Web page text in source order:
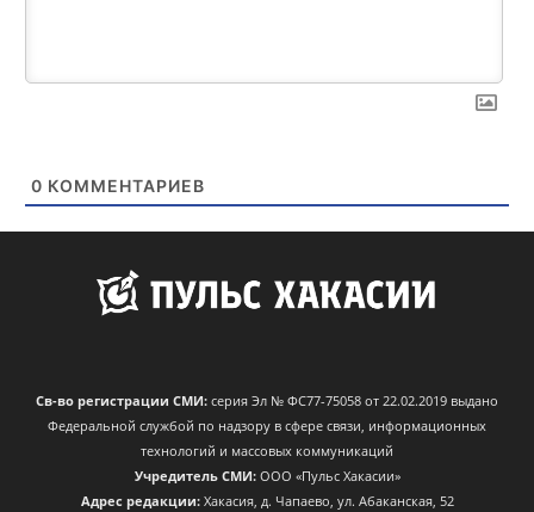
0 КОММЕНТАРИЕВ
Св-во регистрации СМИ: серия Эл № ФС77-75058 от 22.02.2019 выдано
Федеральной службой по надзору в сфере связи, информационных
технологий и массовых коммуникаций
Учредитель СМИ:ООО «Пульс Хакасии»
Адрес редакции:Хакасия, д. Чапаево, ул. Абаканская, 52